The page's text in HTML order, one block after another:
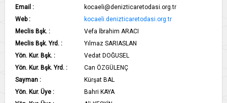
Email :
kocaeli@denizticaretodasi.org.tr
Web :
kocaeli.denizticaretodasi.org.tr
Meclis Bşk. :
Vefa İbrahim ARACI
Meclis Bşk. Yrd. :
Yılmaz SARIASLAN
Yön. Kur. Bşk. :
Vedat DOĞUSEL
Yön. Kur. Bşk. Yrd. :
Can ÖZGÜLENÇ
Sayman :
Kürşat BAL
Yön. Kur. Üye :
Bahri KAYA